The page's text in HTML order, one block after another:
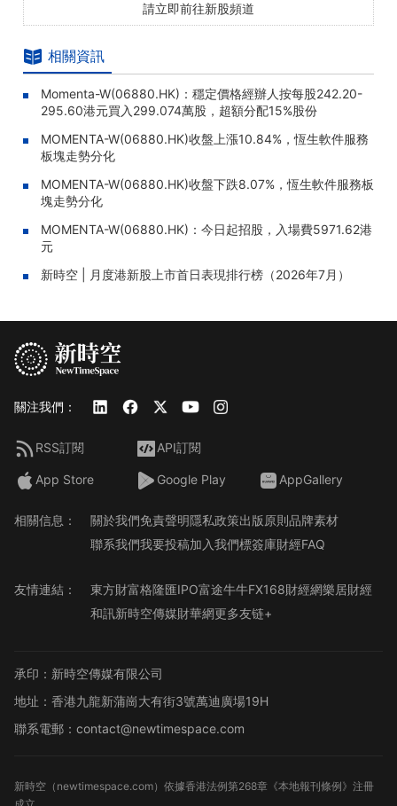
請立即前往新股頻道
相關資訊
Momenta-W(06880.HK)：穩定價格經辦人按每股242.20-
295.60港元買入299.074萬股，超額分配15%股份
MOMENTA-W(06880.HK)收盤上漲10.84%，恆生軟件服務
板塊走勢分化
MOMENTA-W(06880.HK)收盤下跌8.07%，恆生軟件服務板
塊走勢分化
MOMENTA-W(06880.HK)：今日起招股，入場費5971.62港
元
新時空 | 月度港新股上市首日表現排行榜（2026年7月）
關注我們：
RSS訂閱 API訂閱
App Store Google Play AppGallery
相關信息： 關於我們免責聲明隱私政策出版原則品牌素材
聯系我們我要投稿加入我們標簽庫財經FAQ
友情連結： 東方財富格隆匯IPO富途牛牛FX168財經網樂居財經
和訊新時空傳媒財華網更多友链+
承印：新時空傳媒有限公司
地址：香港九龍新蒲崗大有街3號萬迪廣場19H
聯系電郵：contact@newtimespace.com
新時空（ newtimespace.com）依據香港法例第268章《本地報刊條例》注冊